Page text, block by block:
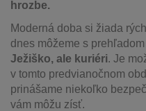
hrozbe.
Moderná doba si žiada
dnes môžeme s
Ježiško, ale kuriéri. Je
v tomto predvianočnom
prinášame niekoľko
vám môžu zísť.